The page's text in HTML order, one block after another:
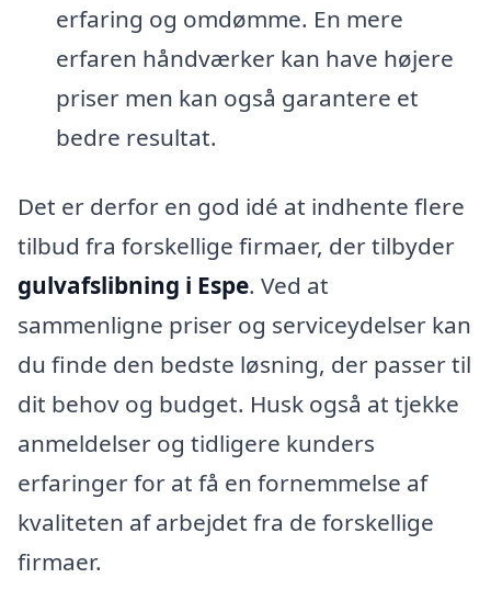
erfaring og omdømme. En mere
erfaren håndværker kan have højere
priser men kan også garantere et
bedre resultat.
Det er derfor en god idé at indhente flere
tilbud fra forskellige firmaer, der tilbyder
gulvafslibning i Espe. Ved at
sammenligne priser og serviceydelser kan
du finde den bedste løsning, der passer til
dit behov og budget. Husk også at tjekke
anmeldelser og tidligere kunders
erfaringer for at få en fornemmelse af
kvaliteten af arbejdet fra de forskellige
firmaer.